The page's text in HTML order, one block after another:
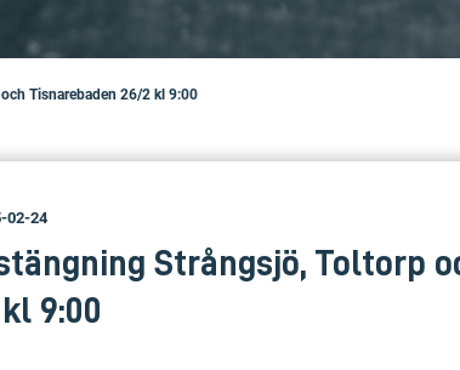
Tisnarebaden 26/2 kl 9:00
02-24
Strångsjö, Toltorp
9:00